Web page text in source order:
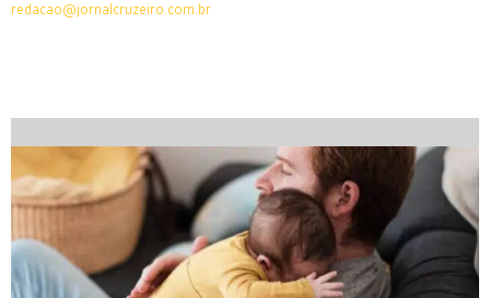
redacao@jornalcruzeiro.com.br